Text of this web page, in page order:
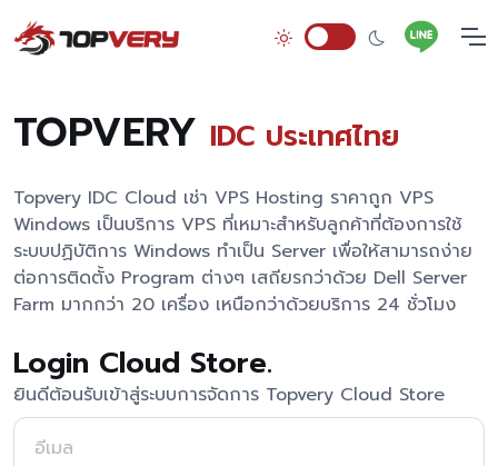
TOPVERY IDC ประเทศไทย
Topvery IDC Cloud เช่า VPS Hosting ราคาถูก VPS
Windows เป็นบริการ VPS ที่เหมาะสำหรับลูกค้าที่ต้องการใช้
ระบบปฏิบัติการ Windows ทำเป็น Server เพื่อให้สามารถง่าย
ต่อการติดตั้ง Program ต่างๆ เสถียรกว่าด้วย Dell Server
Farm มากกว่า 20 เครื่อง เหนือกว่าด้วยบริการ 24 ชั่วโมง
Login Cloud Store.
ยินดีต้อนรับเข้าสู่ระบบการจัดการ Topvery Cloud Store